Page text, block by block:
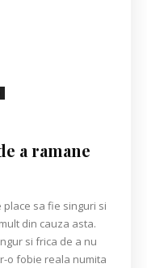
a ramane
sa fie singuri si
din cauza asta.
si frica de a nu
o fobie reala numita